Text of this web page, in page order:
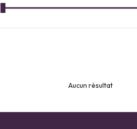
Aucun résultat